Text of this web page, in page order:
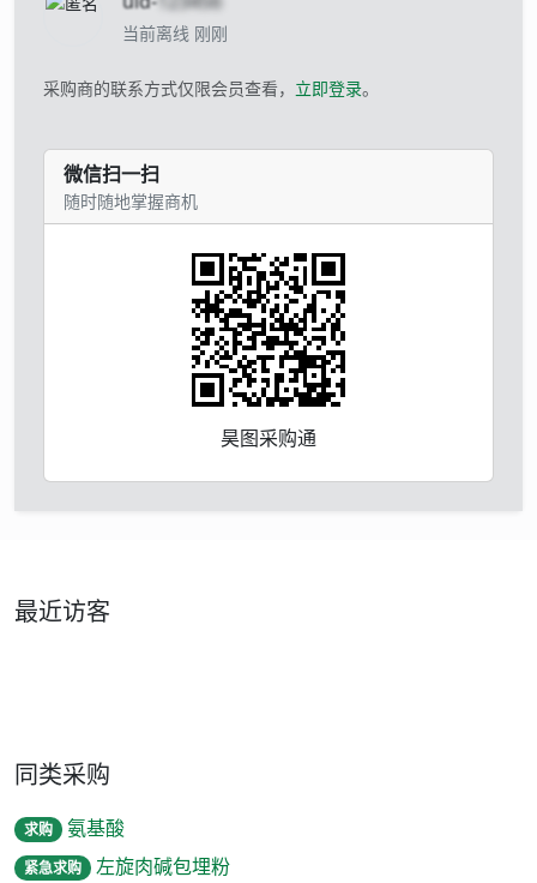
当前离线 刚刚
采购商的联系方式仅限会员查看， 立即登录。
微信扫一扫
随时随地掌握商机
昊图采购通
最近访客
同类采购
求购 氨基酸
紧急求购 左旋肉碱包埋粉